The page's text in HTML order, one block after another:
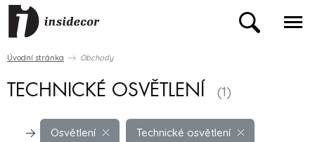
Úvodní stránka Obchody
TECHNICKÉ OSVĚTLENÍ (1)
Osvětlení Technické osvětlení